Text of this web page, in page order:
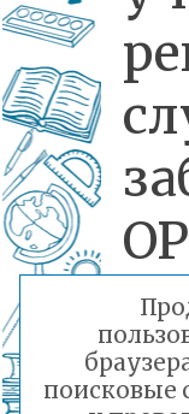
поисковые